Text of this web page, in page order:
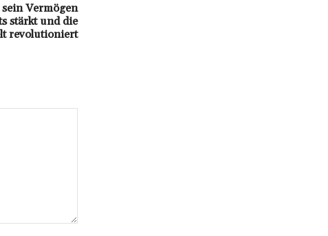
Vermögen
stärkt und die
revolutioniert